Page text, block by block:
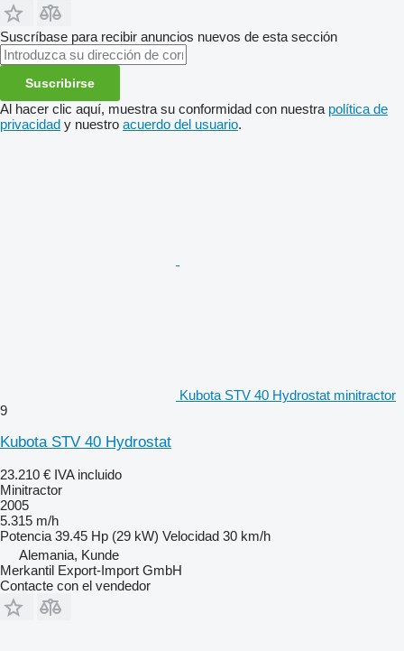
Suscríbase para recibir anuncios nuevos de esta sección
Suscribirse
Al hacer clic aquí, muestra su conformidad con nuestra política de
privacidad y nuestro acuerdo del usuario.
Kubota STV 40 Hydrostat minitractor
9
Kubota STV 40 Hydrostat
23.210 € IVA incluido
Minitractor
2005
5.315 m/h
Potencia 39.45 Hp (29 kW) Velocidad 30 km/h
Alemania, Kunde
Merkantil Export-Import GmbH
Contacte con el vendedor